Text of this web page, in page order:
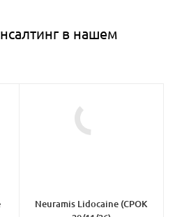
в нашем
Neuramis Lidocaine (СРОК